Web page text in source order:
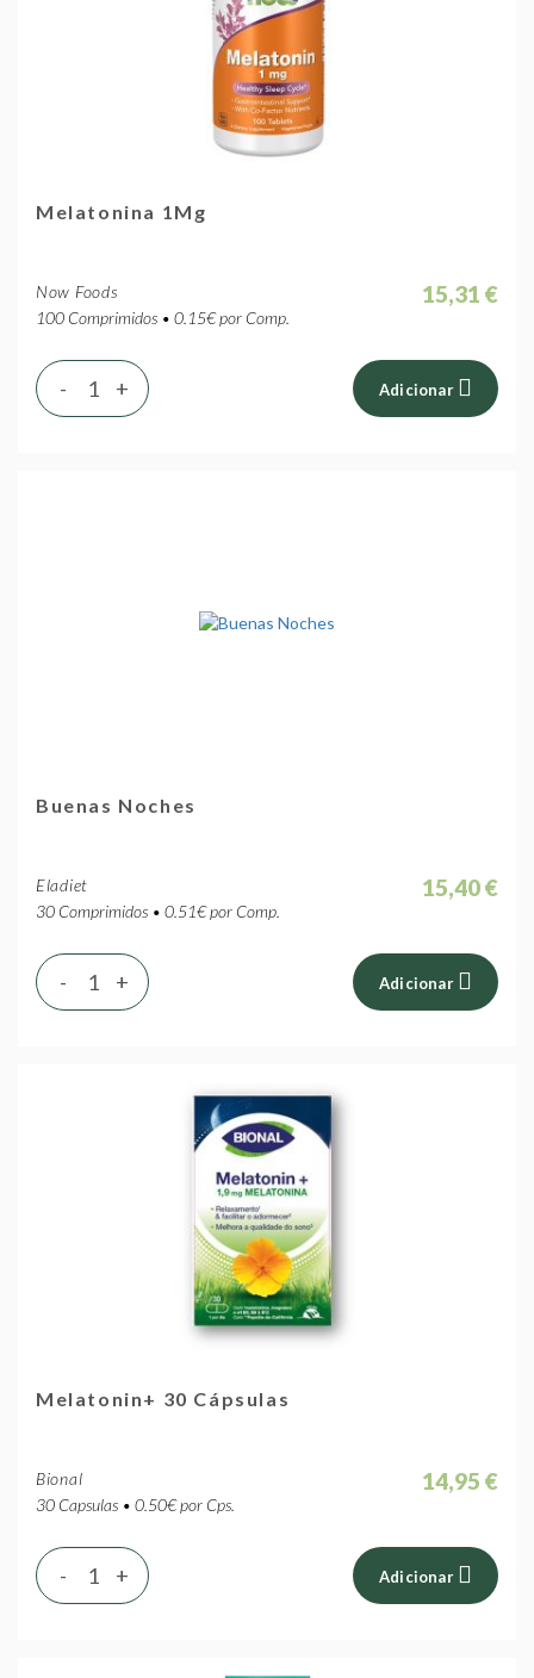
Melatonina 1Mg
Now Foods
100 Comprimidos • 0.15€ por Comp.
15,31 €
+
- Adicionar
Buenas Noches
Eladiet
30 Comprimidos • 0.51€ por Comp.
15,40 €
+
- Adicionar
Melatonin+ 30 Cápsulas
Bional
30 Capsulas • 0.50€ por Cps.
14,95 €
+
- Adicionar